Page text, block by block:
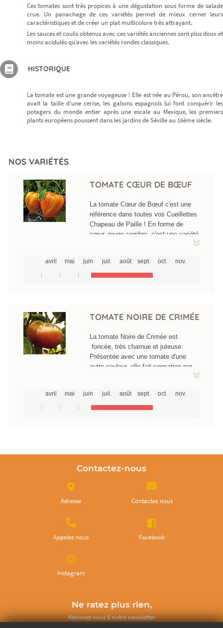
Ces tomates sont très propices à une dégustation sous forme de salade
crue. Un panachage de ces variétés permet de mieux cerner leurs
caractéristiques et de créer un plat multicolore très attrayant.
Les sauces et coulis obtenus avec ces variétés anciennes sont plus doux et
moins acidulés qu’avec les variétés rondes classiques.
HISTORIQUE
La tomate est une grande voyageuse ! Elle est née au Pérou, son ancêtre
avait la taille d'une cerise, les galions espagnols lui font conquérir les
potagers du monde entier après une escale au Mexique, les premiers
plants européens poussent dans les jardins de Séville au 16ème siècle.
NOS VARIÉTÉS
TOMATE CŒUR DE BŒUF
La tomate Cœur de Bœuf c'est une
référence dans toutes vos Cueillettes
Chapeau de Paille ! En forme de
cœur, rouge sombre, c'est une variété
dont le fruit peut atteindre 200 à 300g
conditions de cultures. Sa chair
délicieuse est très fine et
consomme crue, en salade ou
dans la ratatouille. C'est aussi une
excellente tomate à farcir. Elle peut
également être congelée, si elle est
destinée ensuite à être cuite.
avril mai juin juil. août sept. oct. nov.
TOMATE NOIRE DE CRIMÉE
La tomate Noire de Crimée est
foncée, très charnue et juteuse.
Présentée avec une tomate d'une
autre couleur, elle fait sensation par
sa couleur superbe allant du pourpre
une salade, avec juste avec un petit
filet d'huile et des fines herbes, son
avril mai juin juil. août sept. oct. nov.
Contactez-nous
Adresse Contactez nous
Appelez nous Facebook
Instagram
Ne ratez plus rien,
Abonnez-vous à notre newsletter